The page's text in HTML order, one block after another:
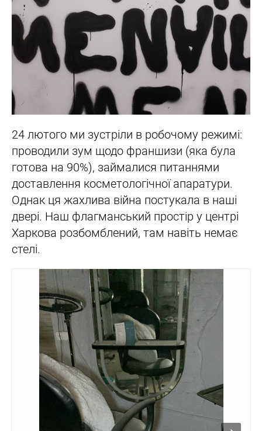
24 лютого ми зустріли в робочому режимі:
проводили зум щодо франшизи (яка була
готова на 90%), займалися питаннями
доставлення косметологічної апаратури.
Однак ця жахлива війна постукала в наші
двері. Наш флагманський простір у центрі
Харкова розбомблений, там навіть немає
стелі.